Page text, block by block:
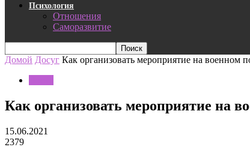
Психология
Отношения
Саморазвитие
Домой Досуг Как организовать мероприятие на военном
Как организовать мероприятие на
15.06.2021
2379